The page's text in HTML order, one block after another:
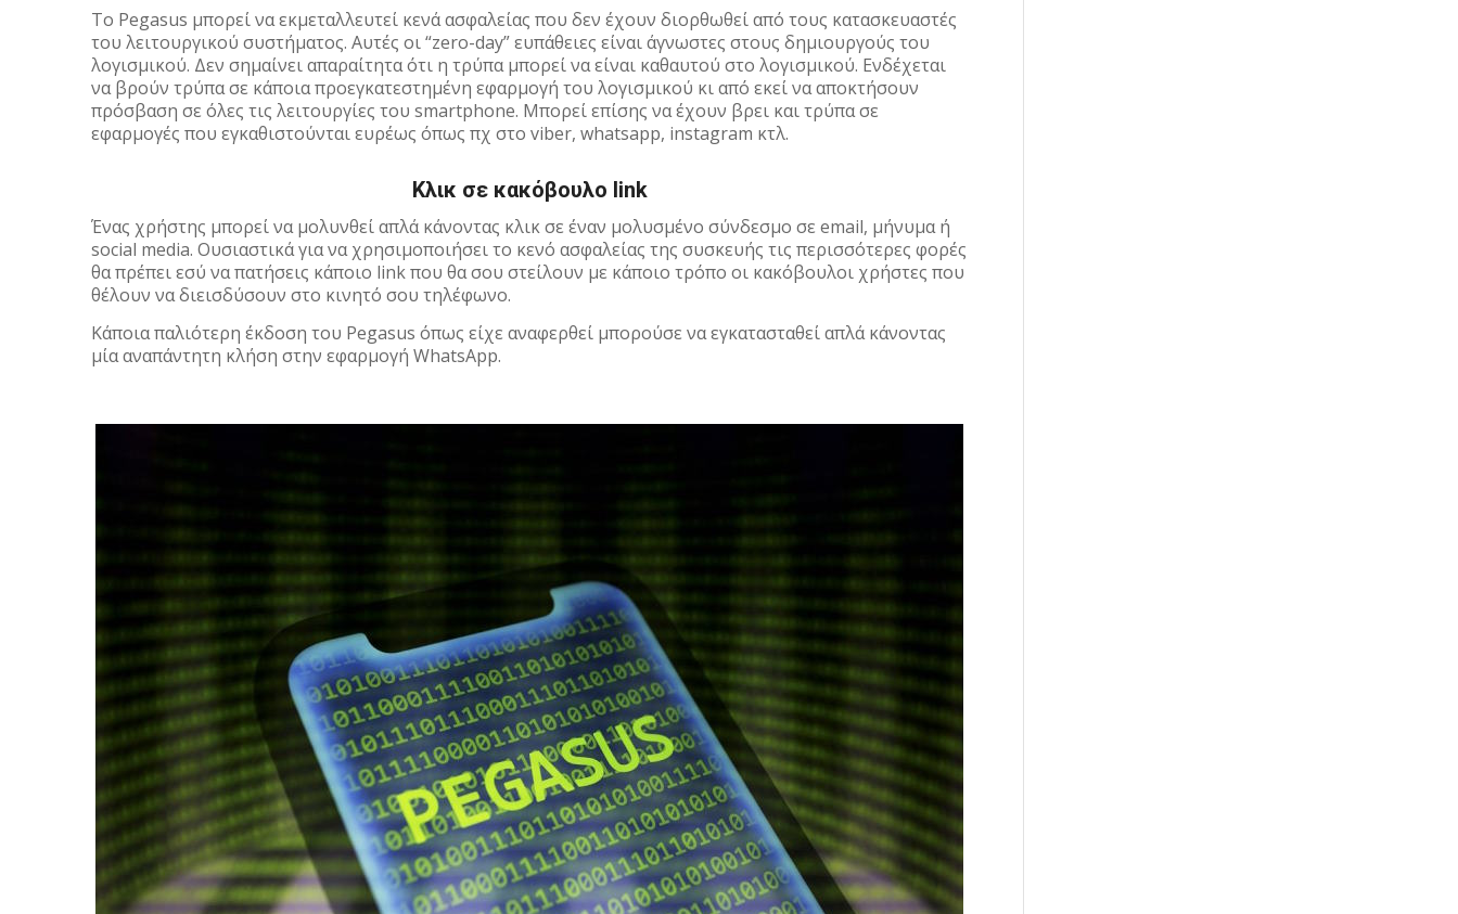
Το Pegasus μπορεί να εκμεταλλευτεί κενά ασφαλείας που δεν έχουν διορθωθεί από τους κατασκευαστές
του λειτουργικού συστήματος. Αυτές οι “zero-day” ευπάθειες είναι άγνωστες στους δημιουργούς του
λογισμικού. Δεν σημαίνει απαραίτητα ότι η τρύπα μπορεί να είναι καθαυτού στο λογισμικού. Ενδέχεται
να βρούν τρύπα σε κάποια προεγκατεστημένη εφαρμογή του λογισμικού κι από εκεί να αποκτήσουν
πρόσβαση σε όλες τις λειτουργίες του smartphone. Μπορεί επίσης να έχουν βρει και τρύπα σε
εφαρμογές που εγκαθιστούνται ευρέως όπως πχ στο viber, whatsapp, instagram κτλ.
Κλικ σε κακόβουλο link
Ένας χρήστης μπορεί να μολυνθεί απλά κάνοντας κλικ σε έναν μολυσμένο σύνδεσμο σε email, μήνυμα ή
social media. Oυσιαστικά για να χρησιμοποιήσει το κενό ασφαλείας της συσκευής τις περισσότερες φορές
θα πρέπει εσύ να πατήσεις κάποιο link που θα σου στείλουν με κάποιο τρόπο οι κακόβουλοι χρήστες που
θέλουν να διεισδύσουν στο κινητό σου τηλέφωνο.
Κάποια παλιότερη έκδοση του Pegasus όπως είχε αναφερθεί μπορούσε να εγκατασταθεί απλά κάνοντας
μία αναπάντητη κλήση στην εφαρμογή WhatsApp.